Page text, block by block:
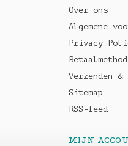
Over ons
Algemene
Privacy
Verzenden
Sitemap
RSS-feed
MIJN